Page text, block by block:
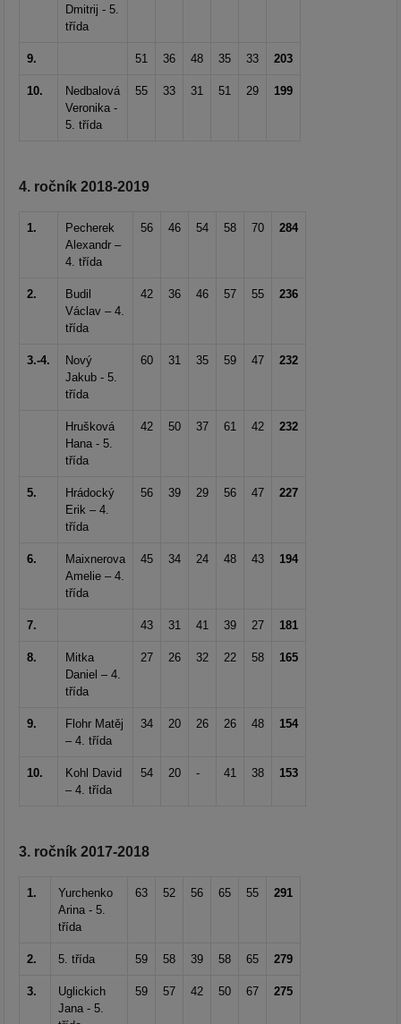
Dmitrij - 5.
třída
9. 51 36 48 35 33 203
10.
Nedbalová
Veronika -
5. třída
55 33 31 51 29 199
4. ročník 2018-2019
1.
Pecherek
Alexandr –
4. třída
56 46 54 58 70 284
2.
Budil
Václav – 4.
třída
42 36 46 57 55 236
3.-4.
Nový
Jakub - 5.
třída
60 31 35 59 47 232
Hrušková
Hana - 5.
třída
42 50 37 61 42 232
5.
Hrádocký
Erik – 4.
třída
56 39 29 56 47 227
6.
Maixnerova
Amelie – 4.
třída
45 34 24 48 43 194
7. 43 31 41 39 27 181
8.
Mitka
Daniel – 4.
třída
27 26 32 22 58 165
9.
Flohr Matěj
– 4. třída
34 20 26 26 48 154
10.
Kohl David
– 4. třída
54 20 - 41 38 153
3. ročník 2017-2018
1.
Yurchenko
Arina - 5.
třída
63 52 56 65 55 291
2. 5. třída 59 58 39 58 65 279
3.
Uglickich
Jana - 5.
59 57 42 50 67 275